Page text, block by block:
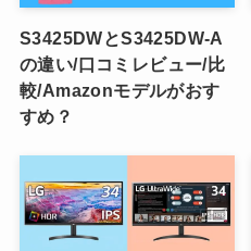
S3425DWとS3425DW-A
の違い/口コミレビュー/比
較/Amazonモデルがおす
すめ？